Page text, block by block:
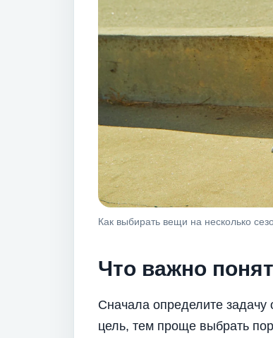
Как выбирать вещи на несколько
Что важно
Сначала определите
цель, тем проще выбрать